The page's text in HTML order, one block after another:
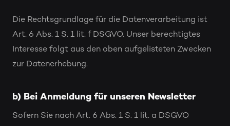
Die Rechtsgrundlage für die Datenverarbeitung ist
Art. 6 Abs. 1 S. 1 lit. f DSGVO. Unser berechtigtes
Interesse folgt aus den oben aufgelisteten Zwecken
zur Datenerhebung.
b) Bei Anmeldung für unseren Newsletter
Sofern Sie nach Art. 6 Abs. 1 S. 1 lit. a DSGVO